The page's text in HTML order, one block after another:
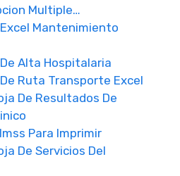
Multiple…
Mantenimiento
Alta Hospitalaria
Ruta Transporte Excel
De Resultados De
Para Imprimir
De Servicios Del